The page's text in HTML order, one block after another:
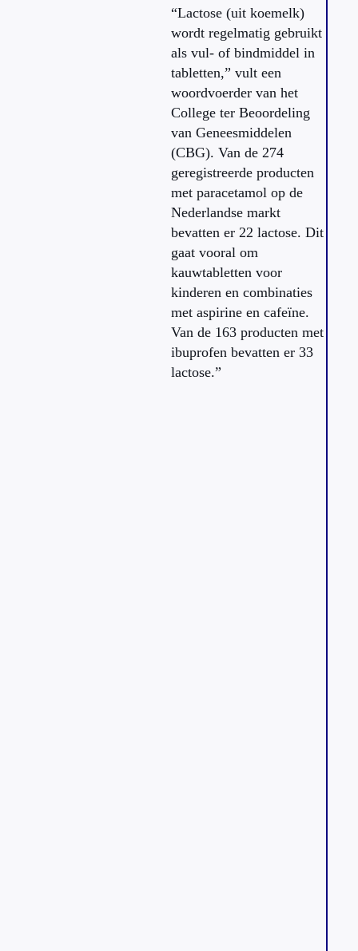
“Lactose (uit koemelk)
wordt regelmatig gebruikt
als vul- of bindmiddel in
tabletten,” vult een
woordvoerder van het
College ter Beoordeling
van Geneesmiddelen
(CBG). Van de 274
geregistreerde producten
met paracetamol op de
Nederlandse markt
bevatten er 22 lactose. Dit
gaat vooral om
kauwtabletten voor
kinderen en combinaties
met aspirine en cafeïne.
Van de 163 producten met
ibuprofen bevatten er 33
lactose.”